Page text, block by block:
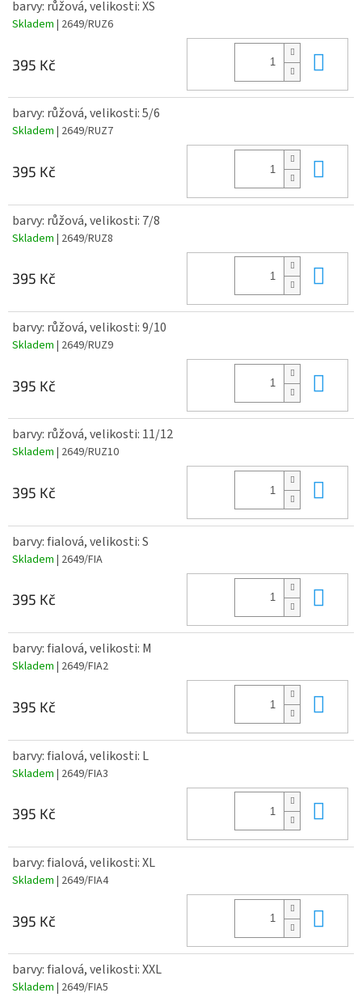
barvy: růžová, velikosti: XS
Skladem | 2649/RUZ6
395 Kč
barvy: růžová, velikosti: 5/6
Skladem | 2649/RUZ7
395 Kč
barvy: růžová, velikosti: 7/8
Skladem | 2649/RUZ8
395 Kč
barvy: růžová, velikosti: 9/10
Skladem | 2649/RUZ9
395 Kč
barvy: růžová, velikosti: 11/12
Skladem | 2649/RUZ10
395 Kč
barvy: fialová, velikosti: S
Skladem | 2649/FIA
395 Kč
barvy: fialová, velikosti: M
Skladem | 2649/FIA2
395 Kč
barvy: fialová, velikosti: L
Skladem | 2649/FIA3
395 Kč
barvy: fialová, velikosti: XL
Skladem | 2649/FIA4
395 Kč
barvy: fialová, velikosti: XXL
Skladem | 2649/FIA5